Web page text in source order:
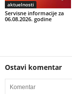
aktuelnosti
Servisne informacije za
06.08.2026. godine
Ostavi komentar